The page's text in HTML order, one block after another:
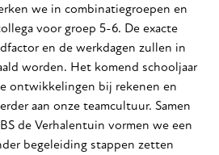
we in combinatiegroepen en
voor groep 5-6. De exacte
en de werkdagen zullen in
worden. Het komend schooljaar
ontwikkelingen bij rekenen en
aan onze teamcultuur. Samen
de Verhalentuin vormen we een
begeleiding stappen zetten